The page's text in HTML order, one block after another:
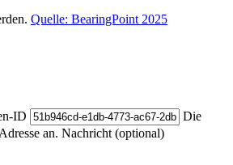
Quelle: BearingPoint 2025
ID
Die
an. Nachricht (optional)